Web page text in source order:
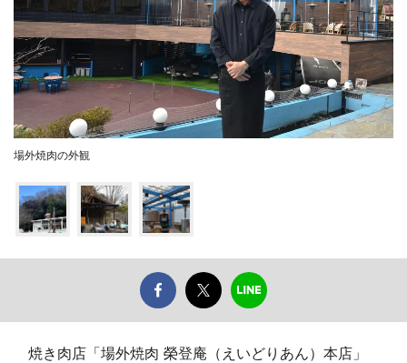
場外焼肉の外観
焼き肉店「場外焼肉 榮登庵（えいどりあん）本店」